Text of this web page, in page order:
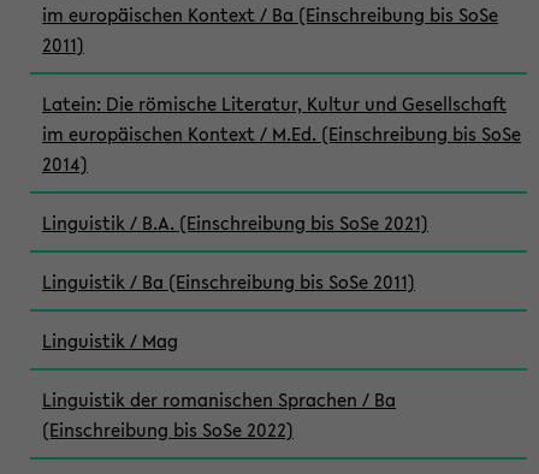
im europäischen Kontext / Ba (Einschreibung bis SoSe
2011)
Latein: Die römische Literatur, Kultur und Gesellschaft
im europäischen Kontext / M.Ed. (Einschreibung bis SoSe
2014)
Linguistik / B.A. (Einschreibung bis SoSe 2021)
Linguistik / Ba (Einschreibung bis SoSe 2011)
Linguistik / Mag
Linguistik der romanischen Sprachen / Ba
(Einschreibung bis SoSe 2022)